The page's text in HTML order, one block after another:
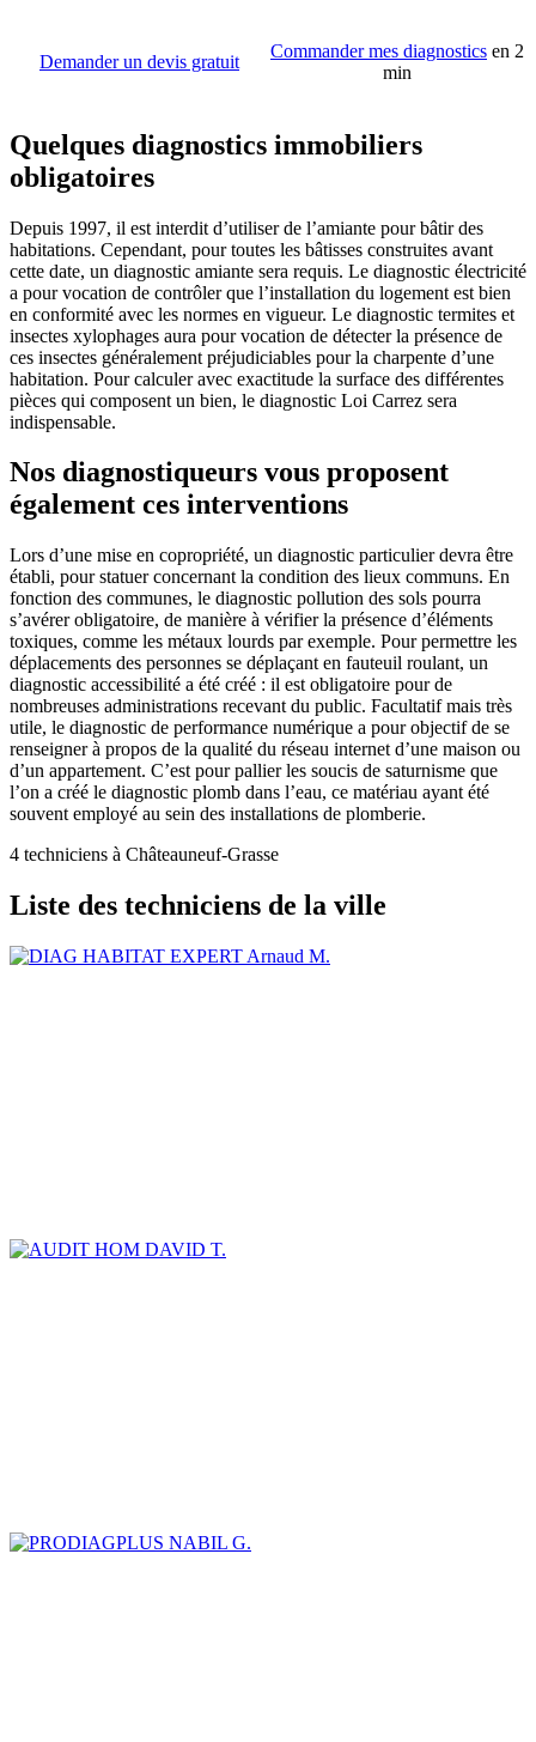
Demander un devis gratuit
Commander mes diagnostics en 2
min
Quelques diagnostics immobiliers
obligatoires
Depuis 1997, il est interdit d’utiliser de l’amiante pour bâtir des
habitations. Cependant, pour toutes les bâtisses construites avant
cette date, un diagnostic amiante sera requis. Le diagnostic électricité
a pour vocation de contrôler que l’installation du logement est bien
en conformité avec les normes en vigueur. Le diagnostic termites et
insectes xylophages aura pour vocation de détecter la présence de
ces insectes généralement préjudiciables pour la charpente d’une
habitation. Pour calculer avec exactitude la surface des différentes
pièces qui composent un bien, le diagnostic Loi Carrez sera
indispensable.
Nos diagnostiqueurs vous proposent
également ces interventions
Lors d’une mise en copropriété, un diagnostic particulier devra être
établi, pour statuer concernant la condition des lieux communs. En
fonction des communes, le diagnostic pollution des sols pourra
s’avérer obligatoire, de manière à vérifier la présence d’éléments
toxiques, comme les métaux lourds par exemple. Pour permettre les
déplacements des personnes se déplaçant en fauteuil roulant, un
diagnostic accessibilité a été créé : il est obligatoire pour de
nombreuses administrations recevant du public. Facultatif mais très
utile, le diagnostic de performance numérique a pour objectif de se
renseigner à propos de la qualité du réseau internet d’une maison ou
d’un appartement. C’est pour pallier les soucis de saturnisme que
l’on a créé le diagnostic plomb dans l’eau, ce matériau ayant été
souvent employé au sein des installations de plomberie.
4 techniciens à Châteauneuf-Grasse
Liste des techniciens de la ville
Arnaud M.
DAVID T.
NABIL G.